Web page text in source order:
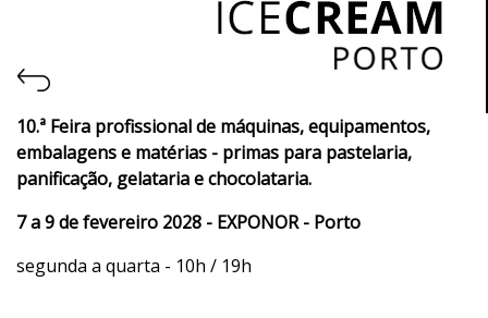
10.ª Feira profissional de máquinas, equipamentos,
embalagens e matérias - primas para pastelaria,
panificação, gelataria e chocolataria.
7 a 9 de fevereiro 2028 - EXPONOR - Porto
segunda a quarta - 10h / 19h